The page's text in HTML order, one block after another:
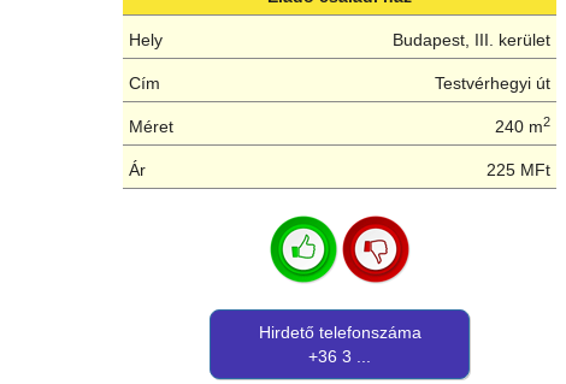
Hely Budapest, III. kerület
Cím Testvérhegyi út
Méret 240 m2
Ár 225 MFt
Hirdető telefonszáma
+36 3 ...